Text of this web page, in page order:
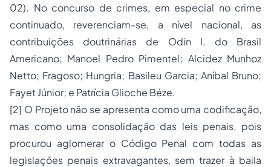
02). No concurso de crimes, em especial no crime
continuado, reverenciam-se, a nível nacional, as
contribuições doutrinárias de Odin I. do Brasil
Americano; Manoel Pedro Pimentel; Alcidez Munhoz
Netto; Fragoso; Hungria; Basileu Garcia; Aníbal Bruno;
Fayet Júnior; e Patrícia Glioche Béze.
[2] O Projeto não se apresenta como uma codificação,
mas como uma consolidação das leis penais, pois
procurou aglomerar o Código Penal com todas as
legislações penais extravagantes, sem trazer à baila